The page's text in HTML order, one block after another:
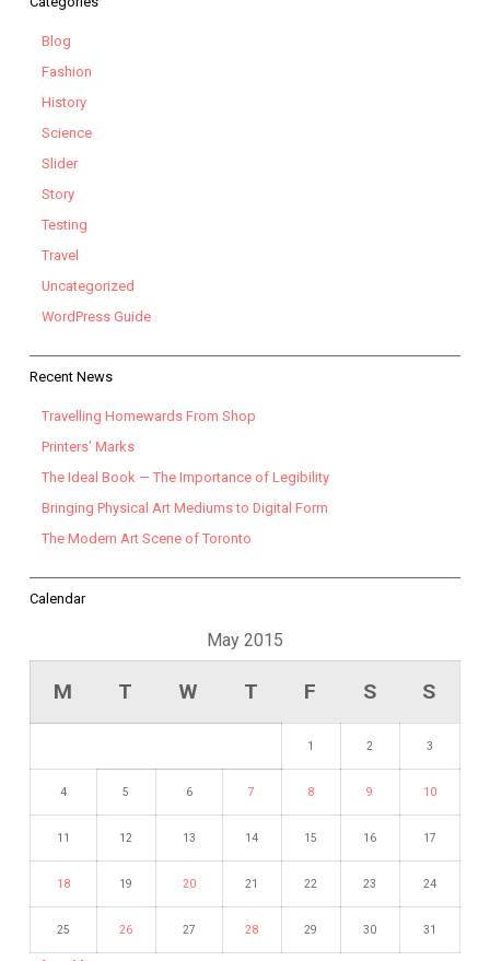
Blog
Fashion
History
Science
Slider
Story
Testing
Travel
Uncategorized
WordPress Guide
Recent News
Travelling Homewards From Shop
Printers’ Marks
The Ideal Book — The Importance of Legibility
Bringing Physical Art Mediums to Digital Form
The Modern Art Scene of Toronto
Calendar
May 2015
M T W T F S S
1 2 3
4 5 6 7 8 9 10
11 12 13 14 15 16 17
18 19 20 21 22 23 24
25 26 27 28 29 30 31